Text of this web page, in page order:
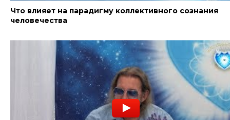
Что влияет на парадигму коллективного сознания
человечества